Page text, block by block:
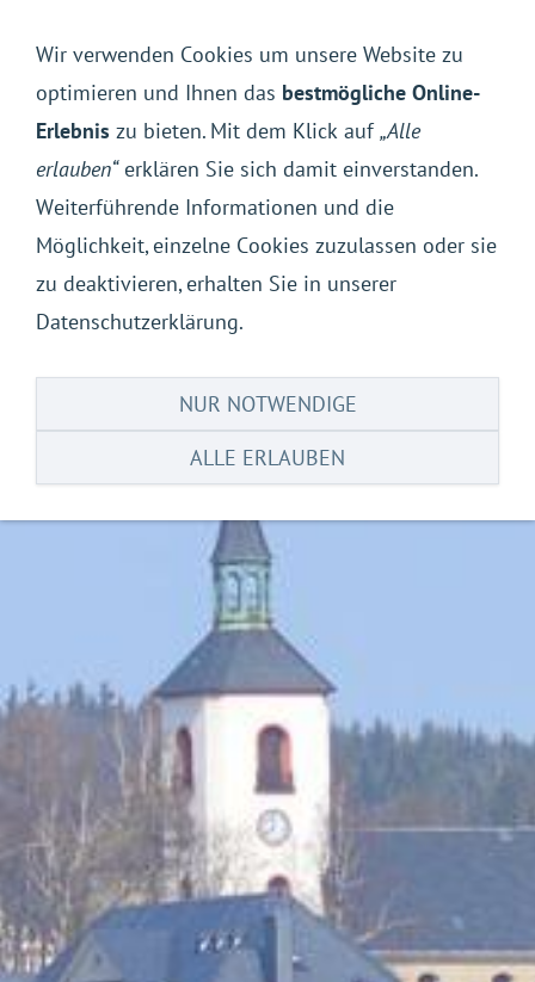
Wir verwenden Cookies um unsere Website zu
optimieren und Ihnen das bestmögliche Online-
Erlebnis zu bieten. Mit dem Klick auf„Alle
erlauben“erklären Sie sich damit einverstanden.
Weiterführende Informationen und die
Möglichkeit, einzelne Cookies zuzulassen oder sie
zu deaktivieren, erhalten Sie in unserer
Datenschutzerklärung.
NUR NOTWENDIGE
ALLE ERLAUBEN